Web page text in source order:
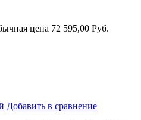
цена 72 595,00 Руб.
Добавить в сравнение